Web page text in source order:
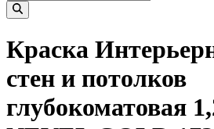
Краска
стен и потолков
глубокоматовая